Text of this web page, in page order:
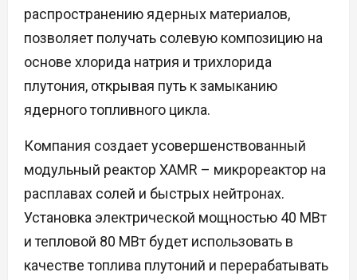
распространению ядерных материалов,
позволяет получать солевую композицию на
основе хлорида натрия и трихлорида
плутония, открывая путь к замыканию
ядерного топливного цикла.
Компания создает усовершенствованный
модульный реактор XAMR – микрореактор на
расплавах солей и быстрых нейтронах.
Установка электрической мощностью 40 МВт
и тепловой 80 МВт будет использовать в
качестве топлива плутоний и перерабатывать